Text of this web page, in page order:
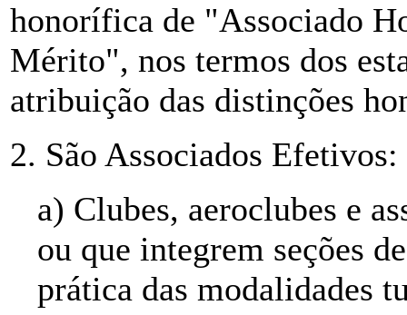
honorífica de "Associado
Mérito", nos termos dos
atribuição das distinções
2. São Associados Efetivos:
a) Clubes, aeroclubes e
ou que integrem seções
prática das modalidades